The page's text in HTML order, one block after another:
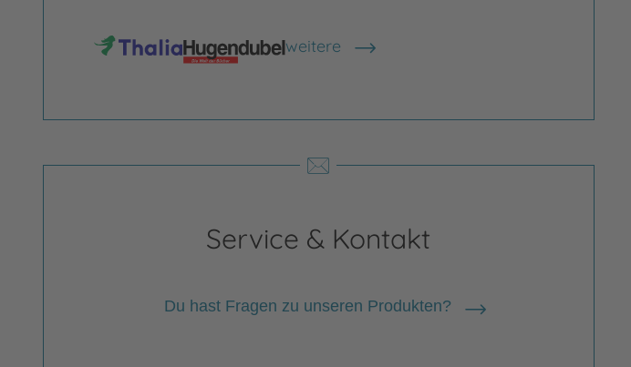
weitere
Shops anzeigen
Service & Kontakt
Du hast Fragen zu unseren Produkten?